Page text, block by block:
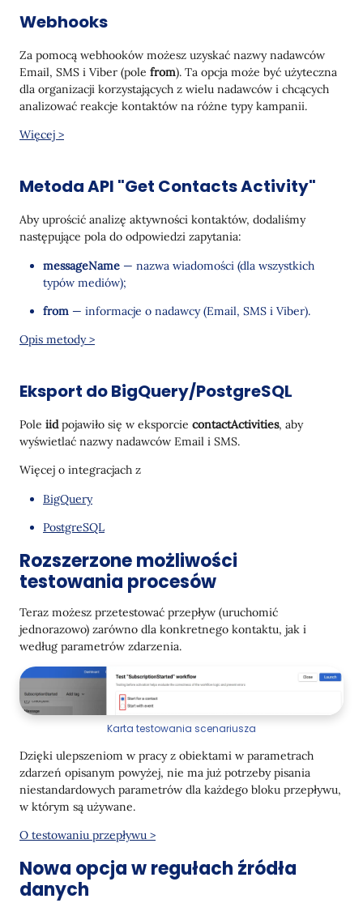
            "name": "adresEmail",
            "value": site@en.net
    ]
Webhooks
Za pomocą webhooków możesz uzyskać nazwy nadawców
Email, SMS i Viber (pole from). Ta opcja może być użyteczna
dla organizacji korzystających z wielu nadawców i chcących
analizować reakcje kontaktów na różne typy kampanii.
Więcej >
Metoda API "Get Contacts Activity"
Aby uprościć analizę aktywności kontaktów, dodaliśmy
następujące pola do odpowiedzi zapytania:
messageName — nazwa wiadomości (dla wszystkich
typów mediów);
from — informacje o nadawcy (Email, SMS i Viber).
Opis metody >
Eksport do BigQuery/PostgreSQL
Pole iidpojawiło się w eksporcie contactActivities, aby
wyświetlać nazwy nadawców Email i SMS.
Więcej o integracjach z
BigQuery
PostgreSQL
Rozszerzone możliwości
testowania procesów
Teraz możesz przetestować przepływ (uruchomić
jednorazowo) zarówno dla konkretnego kontaktu, jak i
według parametrów zdarzenia.
Karta testowania scenariusza
Dzięki ulepszeniom w pracy z obiektami w parametrach
zdarzeń opisanym powyżej, nie ma już potrzeby pisania
niestandardowych parametrów dla każdego bloku przepływu,
w którym są używane.
O testowaniu przepływu >
Nowa opcja w regułach źródła
danych